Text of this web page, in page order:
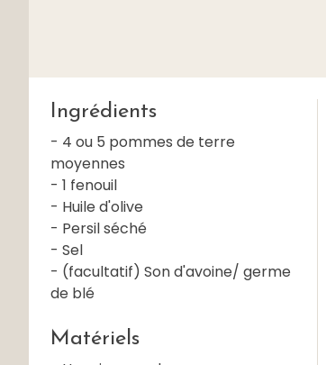
Ingrédients
- 4 ou 5 pommes de terre
moyennes
- 1 fenouil
- Huile d'olive
- Persil séché
- Sel
- (facultatif) Son d'avoine/ germe
de blé
Matériels